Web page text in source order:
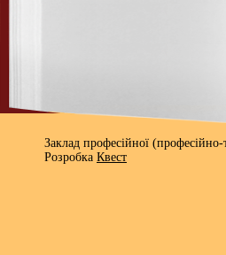
Заклад професійної
Розробка Квест